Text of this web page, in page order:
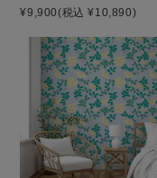
¥9,900(税込 ¥10,890)